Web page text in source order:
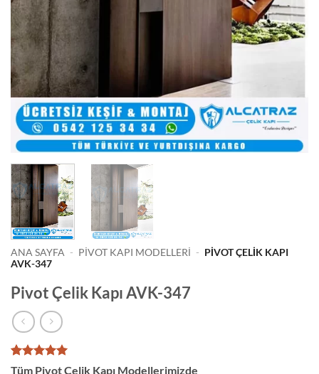
ANA SAYFA - PIVOT KAPI MODELLERI - PIVOT ÇELIK KAPI
AVK-347
Pivot Çelik Kapı AVK-347
1
müşteri
Tüm Pivot Çelik Kapı Modellerimizde